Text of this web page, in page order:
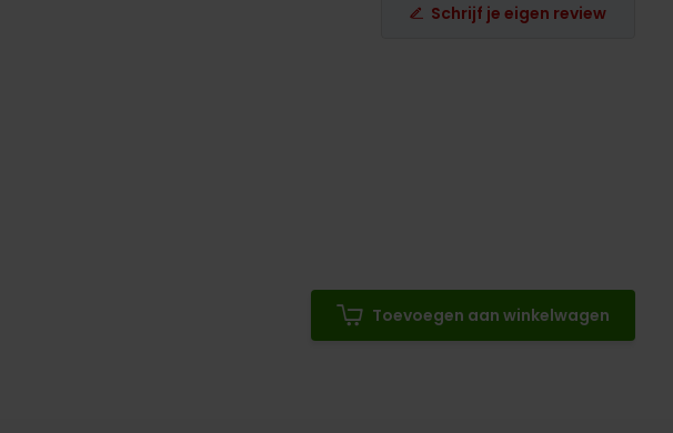
Schrijf je eigen review
Toevoegen aan winkelwagen